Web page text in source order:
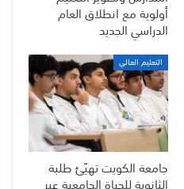
أولوية مع انطلاق العام
الدراسي الجديد
التعليم العالي
جامعة الكويت تهيّئ طلبة